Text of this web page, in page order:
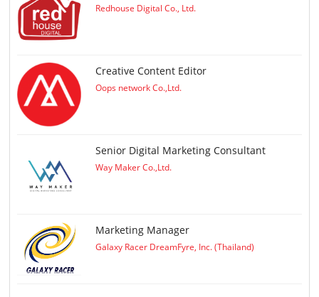
Redhouse Digital Co., Ltd.
Creative Content Editor
Oops network Co.,Ltd.
Senior Digital Marketing Consultant
Way Maker Co.,Ltd.
Marketing Manager
Galaxy Racer DreamFyre, Inc. (Thailand)